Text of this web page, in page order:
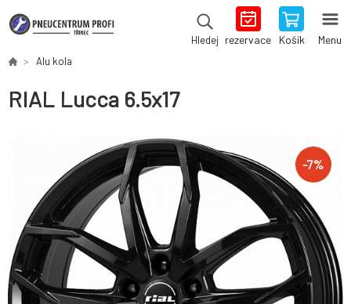
Hledej rezervace Košík Menu
Alu kola
RIAL Lucca 6.5x17
-7%